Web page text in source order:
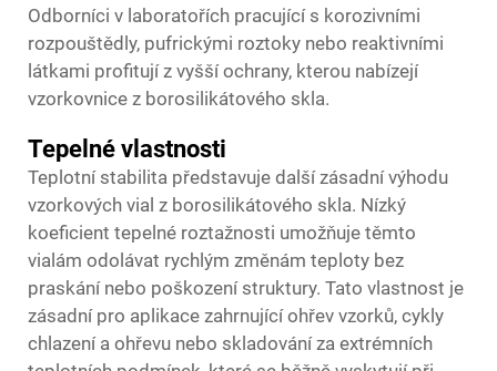
Odborníci v laboratořích pracující s korozivními
rozpouštědly, pufrickými roztoky nebo reaktivními
látkami profitují z vyšší ochrany, kterou nabízejí
vzorkovnice z borosilikátového skla.
Tepelné vlastnosti
Teplotní stabilita představuje další zásadní výhodu
vzorkových vial z borosilikátového skla. Nízký
koeficient tepelné roztažnosti umožňuje těmto
vialám odolávat rychlým změnám teploty bez
praskání nebo poškození struktury. Tato vlastnost je
zásadní pro aplikace zahrnující ohřev vzorků, cykly
chlazení a ohřevu nebo skladování za extrémních